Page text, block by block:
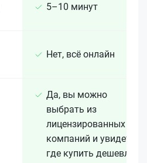
5–10 минут
Нет, всё онлайн
Да, вы можно
выбрать из
лицензированных 15+
компаний и увидеть,
где купить дешевле